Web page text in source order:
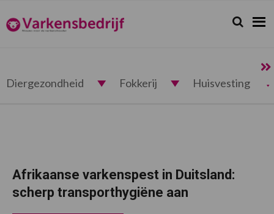
de
hoofdnavigatie
de
hoofd
de
eerste
de
voettekst
Varkensbedrijf.nl Zoeken...
Zoek
Diergezondheid Fokkerij Huisvesting
Afrikaanse varkenspest in Duitsland:
scherp transporthygiëne aan